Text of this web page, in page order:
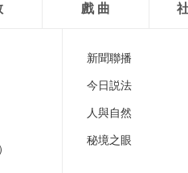
戲 曲
新聞聯播
今日説法
人與自然
秘境之眼